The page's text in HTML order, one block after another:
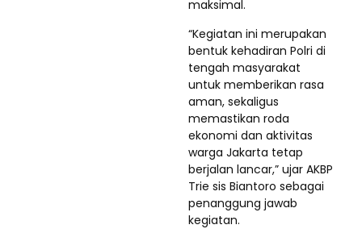
maksimal.
“Kegiatan ini merupakan
bentuk kehadiran Polri di
tengah masyarakat
untuk memberikan rasa
aman, sekaligus
memastikan roda
ekonomi dan aktivitas
warga Jakarta tetap
berjalan lancar,” ujar AKBP
Trie sis Biantoro sebagai
penanggung jawab
kegiatan.